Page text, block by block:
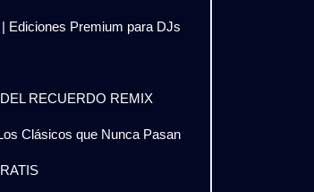
Ediciones Premium para DJs
RECUERDO REMIX
Clásicos que Nunca Pasan